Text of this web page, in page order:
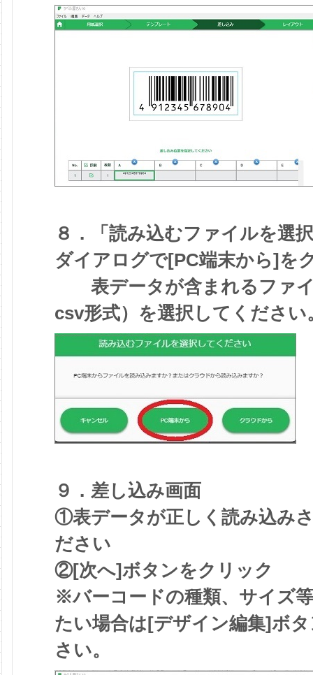
８．「読み込むファイルを選
ダイアログで[PC端末から]を
表データが含まれるファイ
csv形式）を選択してください
９．差し込み画面
①表データが正しく読み込み
ださい
②[次へ]ボタンをクリック
※バーコードの種類、サイズ
たい場合は[デザイン編集]ボ
さい。